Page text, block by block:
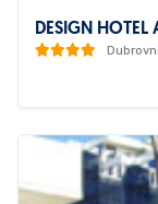
DESIGN HOTEL